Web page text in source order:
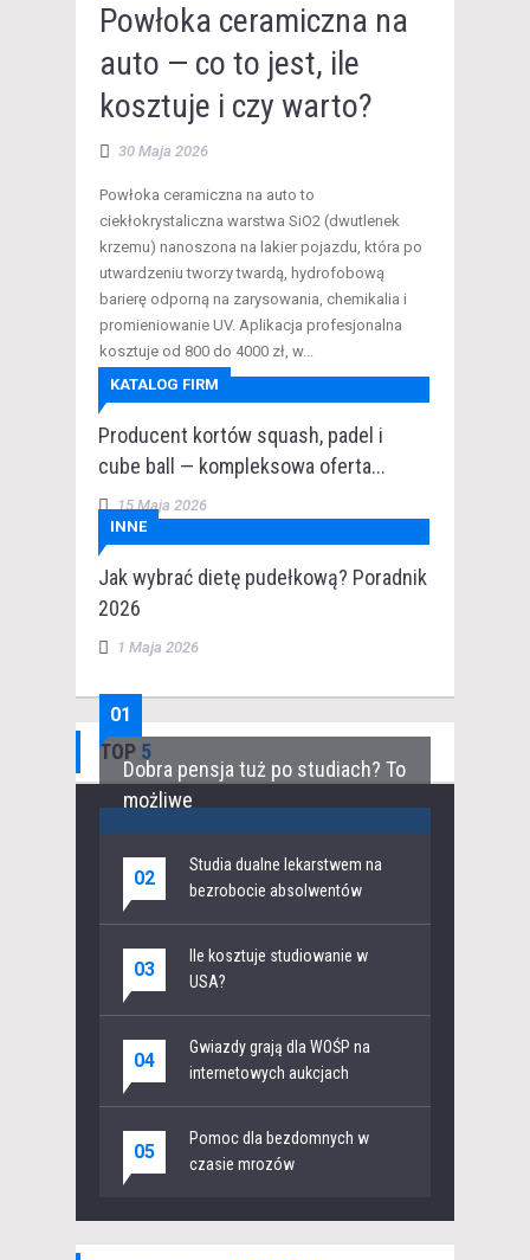
Powłoka ceramiczna na
auto — co to jest, ile
kosztuje i czy warto?
30 Maja 2026
​Powłoka ceramiczna na auto to
ciekłokrystaliczna warstwa SiO2 (dwutlenek
krzemu) nanoszona na lakier pojazdu, która po
utwardzeniu tworzy twardą, hydrofobową
barierę odporną na zarysowania, chemikalia i
promieniowanie UV. Aplikacja profesjonalna
kosztuje od 800 do 4000 zł, w...
KATALOG FIRM
Producent kortów squash, padel i
cube ball — kompleksowa oferta...
15 Maja 2026
INNE
Jak wybrać dietę pudełkową? Poradnik
2026
1 Maja 2026
TOP 5
01
Dobra pensja tuż po studiach? To
możliwe
02
Studia dualne lekarstwem na
bezrobocie absolwentów
03
Ile kosztuje studiowanie w
USA?
04
Gwiazdy grają dla WOŚP na
internetowych aukcjach
05
Pomoc dla bezdomnych w
czasie mrozów